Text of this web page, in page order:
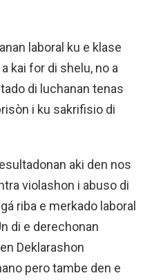
laboral ku e klase
kai for di shelu, no a
di luchanan tenas
i ku sakrifisio di
aki den nos
violashon i abuso di
riba e merkado laboral
di e derechonan
Deklarashon
pero tambe den e